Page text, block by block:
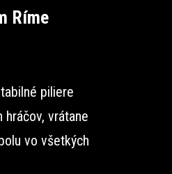
Ríme
piliere
vrátane
vo všetkých